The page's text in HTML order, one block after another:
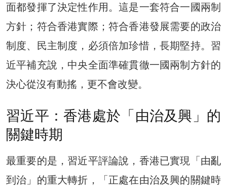
面都發揮了決定性作用。這是一套符合一國兩制
方針；符合香港實際；符合香港發展需要的政治
制度、民主制度，必須倍加珍惜，長期堅持。習
近平補充說，中央全面準確貫徹一國兩制方針的
決心從沒有動搖，更不會改變。
習近平：香港處於「由治及興」的
關鍵時期
最重要的是，習近平評論說，香港已實現「由亂
到治」的重大轉折，「正處在由治及興的關鍵時